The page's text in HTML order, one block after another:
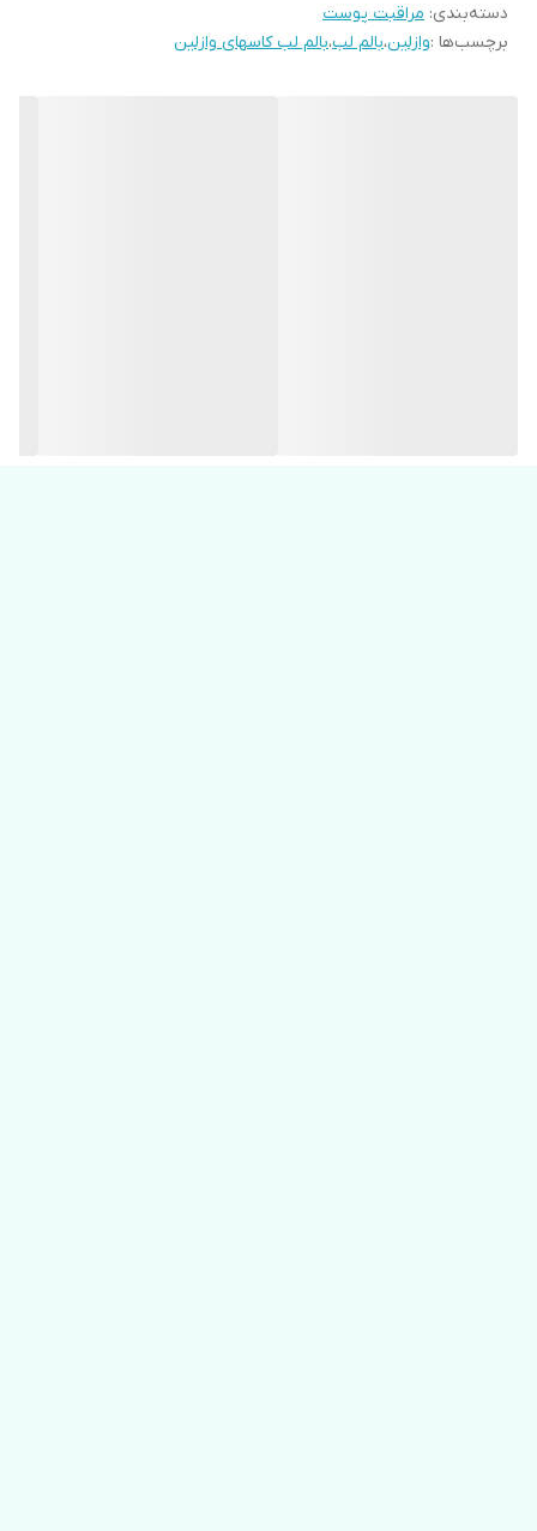
دسته‌بندی: مراقبت پوست
برچسب‌ها :وازلین،بالم لب،بالم لب کاسهای وازلین